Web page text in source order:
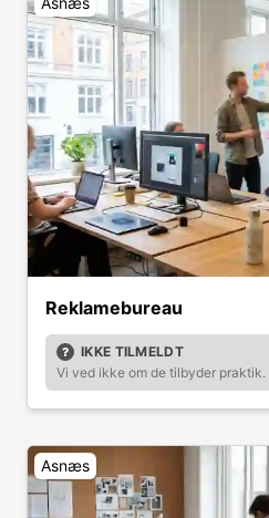
Reklamebureau
IKKE TILMELDT
Vi ved ikke om de tilbyder
Asnæs